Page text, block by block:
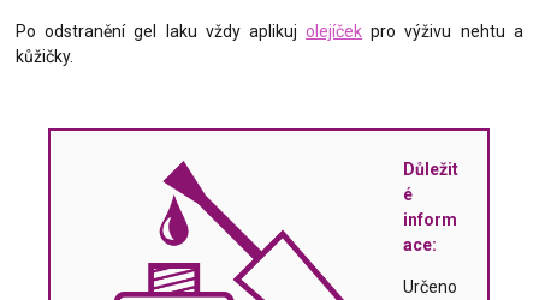
Po odstranění gel laku vždy aplikujolejíček pro výživu nehtu a
kůžičky.
Důležit
é
inform
ace:
Určeno